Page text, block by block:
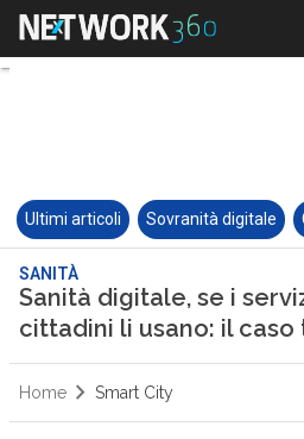
Ultimi articoli Sovranità digitale
SANITÀ
Sanità digitale, se i
cittadini li usano: il
Home Smart City